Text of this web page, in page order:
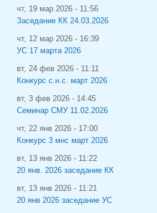
чт, 19 мар 2026 - 11:56
Заседание КК 24.03.2026
чт, 12 мар 2026 - 16:39
УС 17 марта 2026
вт, 24 фев 2026 - 11:11
Конкурс с.н.с. март 2026
вт, 3 фев 2026 - 14:45
Семинар СМУ 11.02.2026
чт, 22 янв 2026 - 17:00
Конкурс 3 мнс март 2026
вт, 13 янв 2026 - 11:22
20 янв. 2026 заседание КК
вт, 13 янв 2026 - 11:21
20 янв 2026 заседание УС